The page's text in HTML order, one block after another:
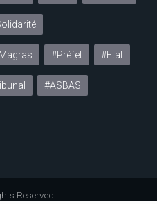
#Préfet #Etat
#ASBAS
Reserved